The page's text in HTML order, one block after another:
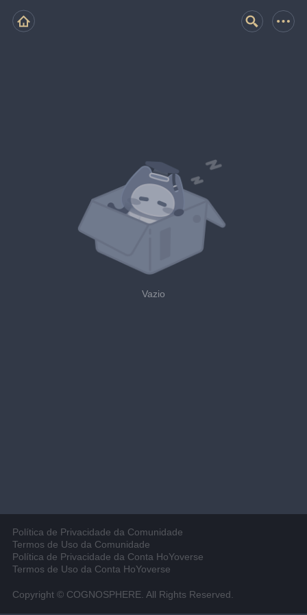
Vazio
Política de Privacidade da Comunidade
Termos de Uso da Comunidade
Política de Privacidade da Conta HoYoverse
Termos de Uso da Conta HoYoverse
Copyright © COGNOSPHERE. All Rights Reserved.